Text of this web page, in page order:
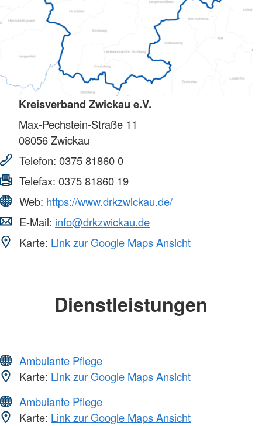
Kreisverband Zwickau e.V.
Max-Pechstein-Straße 11
08056Zwickau
Telefon: 0375 81860 0
Telefax: 0375 81860 19
Web: https://www.drkzwickau.de/
E-Mail: info@drkzwickau.de
Karte: Link zur Google Maps Ansicht
Dienstleistungen
Ambulante Pflege
Karte: Link zur Google Maps Ansicht
Ambulante Pflege
Karte: Link zur Google Maps Ansicht